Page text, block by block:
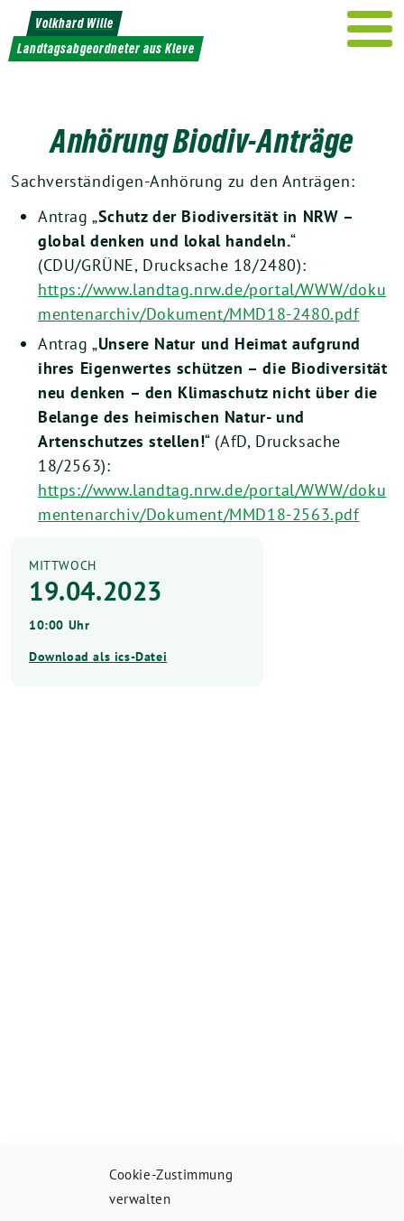
Cookie-Zustimmung
verwalten
Weiter
zum
Inhalt
Volkhard Wille
Landtagsabgeordneter aus Kleve
Anhörung Biodiv-Anträge
Sachverständigen-Anhörung zu den Anträgen:
Antrag „Schutz der Biodiversität in NRW –
global denken und lokal handeln.“
(CDU/GRÜNE, Drucksache 18/2480):
https://www.landtag.nrw.de/portal/WWW/doku
mentenarchiv/Dokument/MMD18-2480.pdf
Antrag „Unsere Natur und Heimat aufgrund
ihres Eigenwertes schützen – die Biodiversität
neu denken – den Klimaschutz nicht über die
Belange des heimischen Natur- und
Artenschutzes stellen!“ (AfD, Drucksache
18/2563):
https://www.landtag.nrw.de/portal/WWW/doku
mentenarchiv/Dokument/MMD18-2563.pdf
MITTWOCH
19.04.2023
10:00 Uhr
Download als ics-Datei